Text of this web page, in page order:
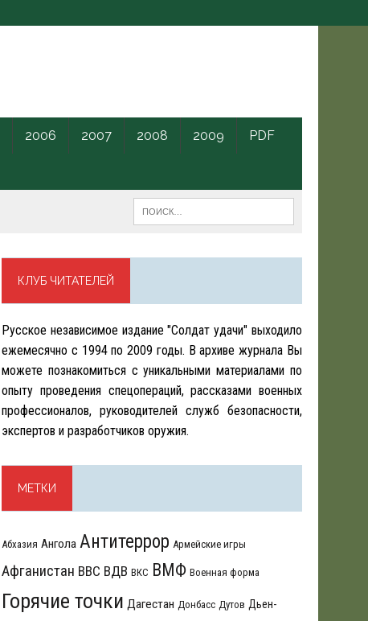
2006 2007 2008 2009 PDF
КЛУБ ЧИТАТЕЛЕЙ
Русское независимое издание "Солдат удачи" выходило
ежемесячно с 1994 по 2009 годы. В архиве журнала Вы
можете познакомиться с уникальными материалами по
опыту проведения спецопераций, рассказами военных
профессионалов, руководителей служб безопасности,
экспертов и разработчиков оружия.
МЕТКИ
Абхазия Ангола Антитеррор Армейские игры
Афганистан ВВС ВДВ ВКС ВМФ Военная форма
Горячие точки Дагестан Донбасс Дутов Дьен-